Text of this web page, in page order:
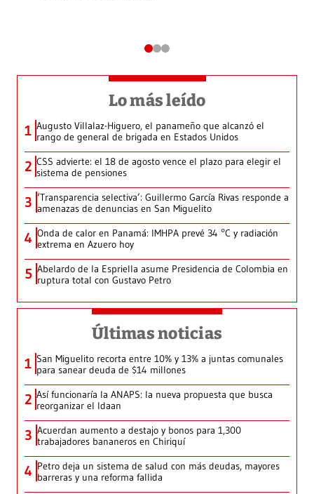
Lo más leído
1 Augusto Villalaz-Higuero, el panameño que alcanzó el
rango de general de brigada en Estados Unidos
2 CSS advierte: el 18 de agosto vence el plazo para elegir el
sistema de pensiones
3 ‘Transparencia selectiva’: Guillermo García Rivas responde a
amenazas de denuncias en San Miguelito
4 Onda de calor en Panamá: IMHPA prevé 34 °C y radiación
extrema en Azuero hoy
5 Abelardo de la Espriella asume Presidencia de Colombia en
ruptura total con Gustavo Petro
Últimas noticias
1 San Miguelito recorta entre 10% y 13% a juntas comunales
para sanear deuda de $14 millones
2 Así funcionaría la ANAPS: la nueva propuesta que busca
reorganizar el Idaan
3 Acuerdan aumento a destajo y bonos para 1,300
trabajadores bananeros en Chiriquí
4 Petro deja un sistema de salud con más deudas, mayores
barreras y una reforma fallida